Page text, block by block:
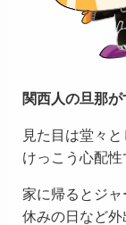
関西人の旦那
見た目は堂々
けっこう心配性
家に帰るとジャ
休みの日など外